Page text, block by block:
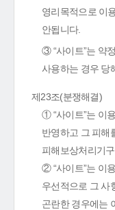
영리목적으로 이
안됩니다.
③ “사이트”는 약
사용하는 경우 당
제23조(분쟁해결)
① “사이트”는 이
반영하고 그 피해
피해보상처리기
② “사이트”는 이
우선적으로 그 사
곤란한 경우에는